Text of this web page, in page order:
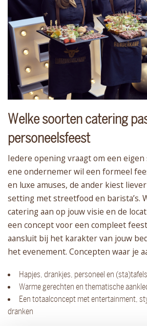
Welke soorten catering
personeelsfeest
Iedere opening vraagt om een
ene ondernemer wil een formeel
en luxe amuses, de ander kiest
setting met streetfood en barista’s.
catering aan op jouw visie en de
een concept voor een compleet
aansluit bij het karakter van jouw
het evenement. Concepten waar je
Hapjes, drankjes, personeel en
Warme gerechten en thematische
Een totaalconcept met entertainment,
dranken